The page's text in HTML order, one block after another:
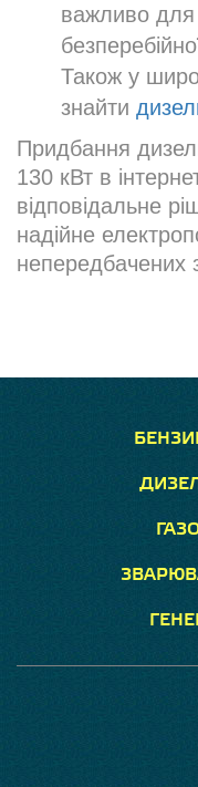
важливо для
Також у
знайти
Придбання
130 кВт в
відповідальне
надійне
непередбачених